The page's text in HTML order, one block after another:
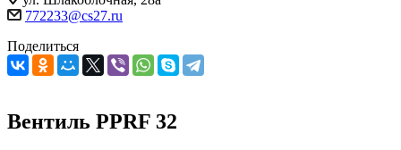
772233@cs27.ru
Поделиться
Вентиль PPRF 32